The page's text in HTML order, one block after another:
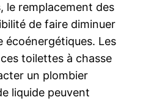
le remplacement des
de faire diminuer
écoénergétiques. Les
toilettes à chasse
un plombier
liquide peuvent